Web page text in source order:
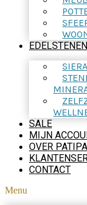
SALE
MIJN
OVER
CONTACT
Menu